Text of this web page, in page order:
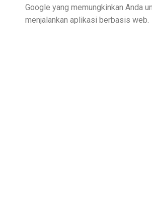
Google yang memungkinkan Anda
menjalankan aplikasi berbasis web.